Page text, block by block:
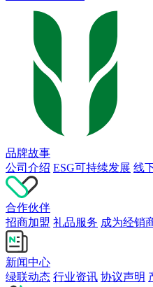
品牌故事
公司介绍 ESG可持续发展 线
合作伙伴
招商加盟 礼品服务 成为经销
新闻中心
绿联动态 行业资讯 协议声明